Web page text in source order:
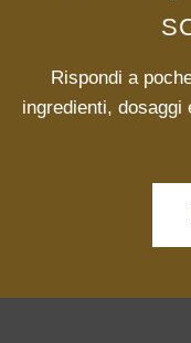
Rispondi a
ingredienti, dosaggi